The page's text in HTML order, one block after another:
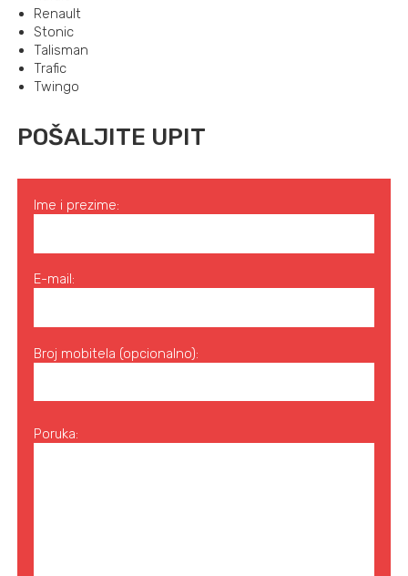
Renault
Stonic
Talisman
Trafic
Twingo
POŠALJITE UPIT
Ime i prezime:
E-mail:
Broj mobitela (opcionalno):
Poruka: